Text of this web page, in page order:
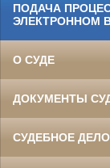
ПОДАЧА
ЭЛЕКТРОННОМ
О СУДЕ
ДОКУМЕНТЫ
СУДЕБНОЕ